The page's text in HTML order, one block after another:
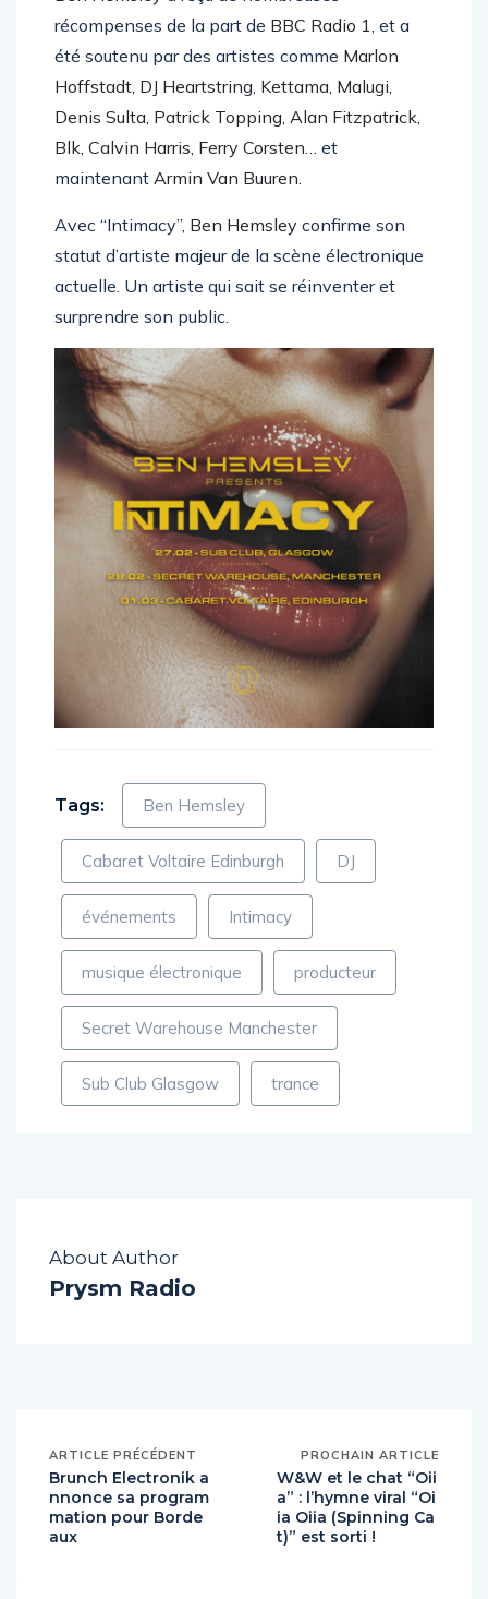
Ben Hemsley a reçu de nombreuses
récompenses de la part deBBC Radio 1, et a
été soutenu par des artistes comme Marlon
Hoffstadt,DJ Heartstring,Kettama ,Malugi,
Denis Sulta, Patrick Topping,Alan Fitzpatrick
Blk,Calvin Harris,Ferry Corsten
Avec “Intimacy”,Ben Hemsleyconfirme son
statut d’artiste majeur de la scène électronique
actuelle. Un artiste qui sait se réinventer et
Ben Hemsley
Cabaret Voltaire Edinburgh DJ
événements Intimacy
musique électronique producteur
Secret Warehouse Manchester
Sub Club Glasgow trance
About Author
ARTICLE PRÉCÉDENT
Brunch Electronik a
nnonce sa program
mation pour Borde
PROCHAIN ARTICLE
W&W et le chat “Oii
a” : l’hymne viral “Oi
ia Oiia (Spinning Ca